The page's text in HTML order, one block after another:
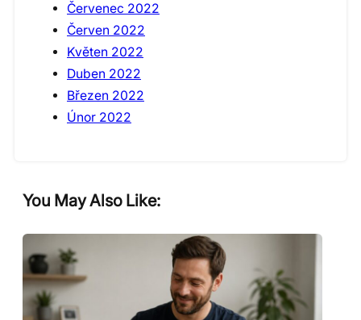
Červenec 2022
Červen 2022
Květen 2022
Duben 2022
Březen 2022
Únor 2022
You May Also Like: